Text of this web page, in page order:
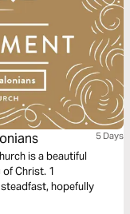
5 Days
is a beautiful
Christ. 1
hopefully